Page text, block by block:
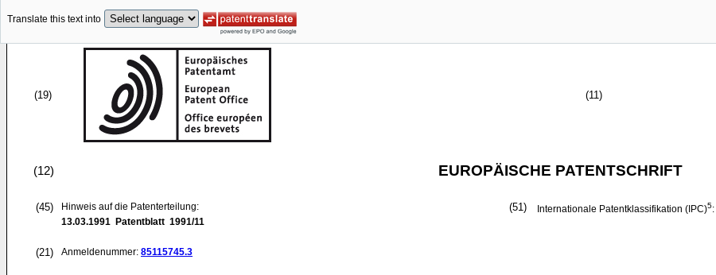
Translate this text into
(19) (11)
(12) EUROPÄISCHE PATENTSCHRIFT
(45)
Hinweis auf die Patenterteilung:
13.03.1991 Patentblatt 1991/11
(21) Anmeldenummer: 85115745.3
(51) Internationale Patentklassifikation (IPC)5: